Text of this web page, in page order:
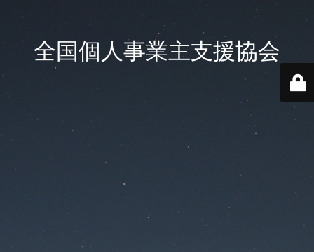
全国個人事業主支援協会